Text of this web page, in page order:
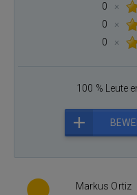
0
×
0
×
0
×
100 % Leute
Markus Ortiz